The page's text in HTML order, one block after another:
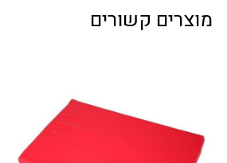
מוצרים קשורים